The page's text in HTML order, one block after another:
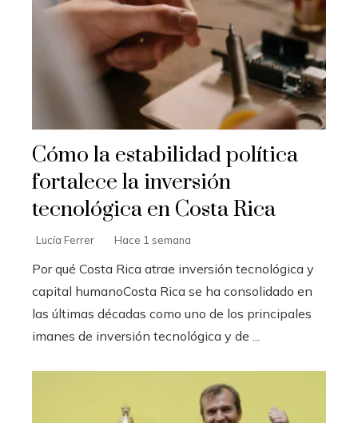
Cómo la estabilidad política
fortalece la inversión
tecnológica en Costa Rica
Lucía Ferrer Hace 1 semana
Por qué Costa Rica atrae inversión tecnológica y
capital humanoCosta Rica se ha consolidado en
las últimas décadas como uno de los principales
imanes de inversión tecnológica y de ...